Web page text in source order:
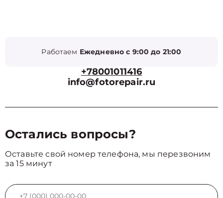
Работаем Ежедневно с 9:00 до 21:00
+78001011416
info@fotorepair.ru
Остались вопросы?
Оставьте свой номер телефона, мы перезвоним
за 15 минут